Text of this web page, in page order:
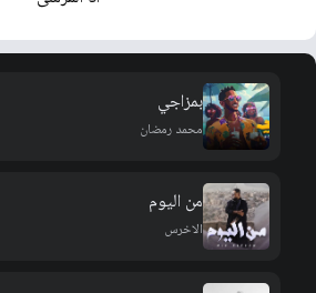
بمزاجي
محمد رمضان
من اليوم
الاخرس